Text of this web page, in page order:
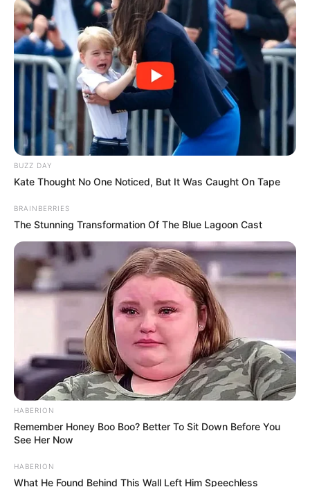
BUZZ DAY
Kate Thought No One Noticed, But It Was Caught On Tape
BRAINBERRIES
The Stunning Transformation Of The Blue Lagoon Cast
HABERION
Remember Honey Boo Boo? Better To Sit Down Before You
See Her Now
HABERION
What He Found Behind This Wall Left Him Speechless